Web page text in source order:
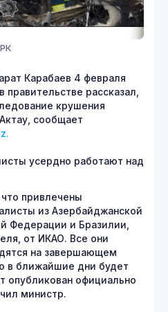
Карабаев 4 февраля
правительстве рассказал,
крушения
сообщает
усердно работают над
привлечены
из Азербайджанской
Федерации и Бразилии,
от ИКАО. Все они
на завершающем
в ближайшие дни будет
опубликован официально
министр.